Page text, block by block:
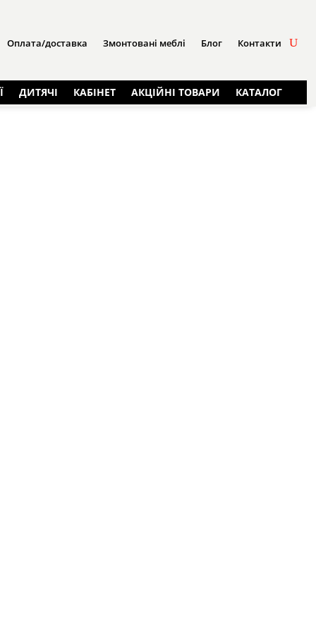
Оплата/доставка Змонтовані меблі Блог Контакти
ДИТЯЧІ КАБІНЕТ АКЦІЙНІ ТОВАРИ КАТАЛОГ